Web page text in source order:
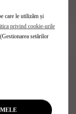
călătorie.
care le utilizăm și
privind cookie-urile
setărilor